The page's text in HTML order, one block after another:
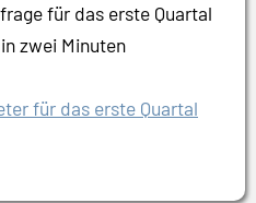
für das erste Quartal
zwei Minuten
für das erste Quartal